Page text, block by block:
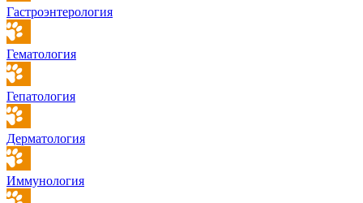
Гастроэнтерология
Гематология
Гепатология
Дерматология
Иммунология